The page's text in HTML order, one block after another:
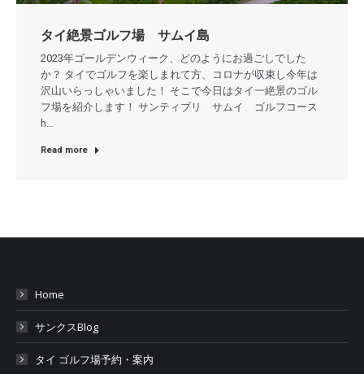
タイ絶景ゴルフ場 サムイ島
2023年ゴールデンウィーク、どのようにお過ごしでした
か？ タイでゴルフを楽しまれて方、コロナが収束し今年は
沢山いらっしゃいました！ そこで今日はタイ一絶景のゴル
フ場を紹介します！ サンティブリ サムイ ゴルフコース
h…
Read more
Home
サンクスBlog
タイ ゴルフ場予約・案内